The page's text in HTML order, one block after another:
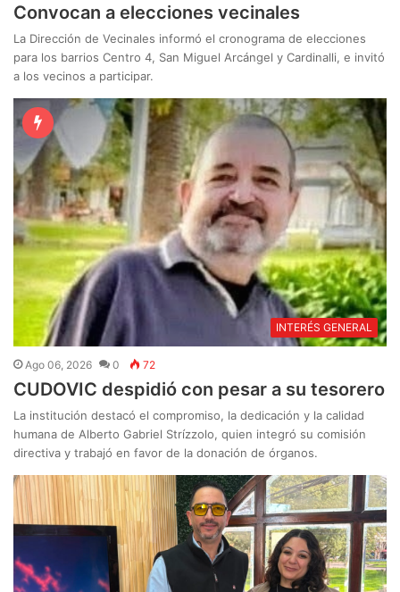
Convocan a elecciones vecinales
La Dirección de Vecinales informó el cronograma de elecciones
para los barrios Centro 4, San Miguel Arcángel y Cardinalli, e invitó
a los vecinos a participar.
INTERÉS GENERAL
Ago 06, 2026 0 72
CUDOVIC despidió con pesar a su tesorero
La institución destacó el compromiso, la dedicación y la calidad
humana de Alberto Gabriel Strízzolo, quien integró su comisión
directiva y trabajó en favor de la donación de órganos.